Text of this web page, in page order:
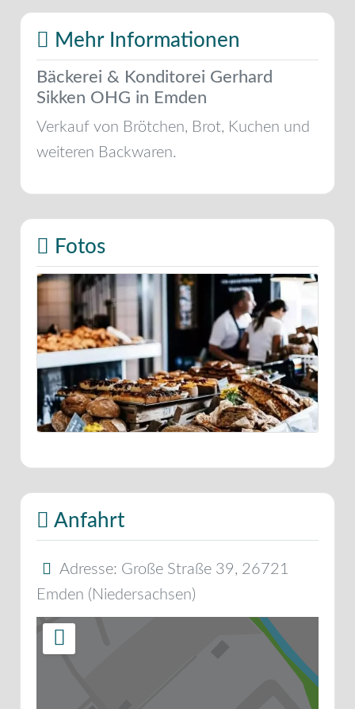
Mehr Informationen
Bäckerei & Konditorei Gerhard
Sikken OHG in Emden
Verkauf von Brötchen, Brot, Kuchen und
weiteren Backwaren.
Fotos
Anfahrt
Adresse: Große Straße 39, 26721
Emden ( Niedersachsen)